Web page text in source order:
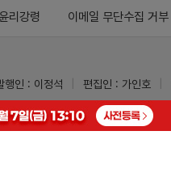
윤리강령 이메일 무단수집 거부
행인 : 이정석 편집인 : 가인호